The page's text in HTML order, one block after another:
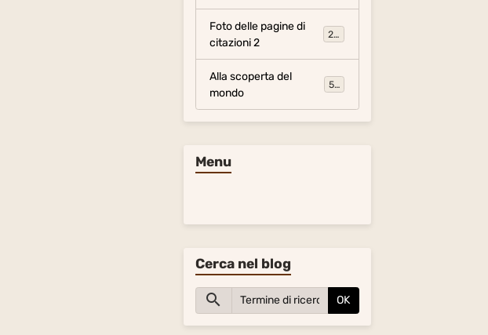
Foto delle pagine di
citazioni 2
281
Alla scoperta del
mondo
54
Menu
Cerca nel blog
OK